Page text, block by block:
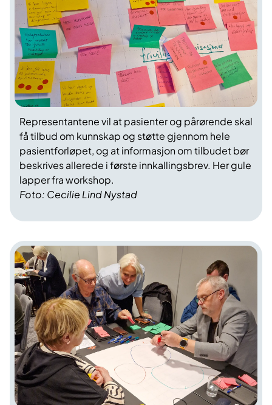
Foto: Cecilie Lind Nystad
Representantene vil at pasienter og pårørende skal
få tilbud om kunnskap og støtte gjennom hele
pasientforløpet, og at informasjon om tilbudet bør
beskrives allerede i første innkallingsbrev. Her gule
lapper fra workshop.